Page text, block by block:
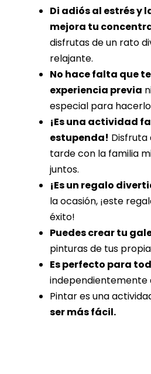
Di adiós al estrés y
mejora tu
disfrutas de un rato
relajante.
No hace falta que
experiencia previa
especial para
¡Es una actividad
estupenda! Disfruta
tarde con la familia
juntos.
¡Es un regalo
la ocasión, ¡este
éxito!
Puedes crear tu
pinturas de tus
Es perfecto para
independientemente
Pintar es una
ser más fácil.